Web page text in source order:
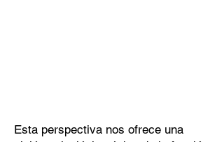
Esta perspectiva nos ofrece una